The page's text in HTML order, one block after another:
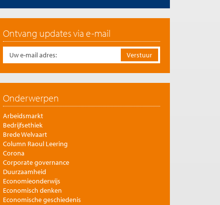
Ontvang updates via e-mail
Onderwerpen
Arbeidsmarkt
Bedrijfsethiek
Brede Welvaart
Column Raoul Leering
Corona
Corporate governance
Duurzaamheid
Economieonderwijs
Economisch denken
Economische geschiedenis